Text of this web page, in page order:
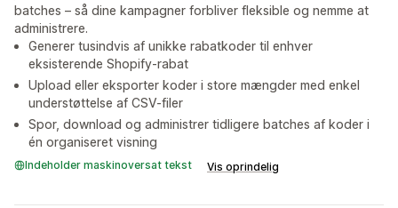
batches – så dine kampagner forbliver fleksible og nemme at
administrere.
Generer tusindvis af unikke rabatkoder til enhver
eksisterende Shopify-rabat
Upload eller eksporter koder i store mængder med enkel
understøttelse af CSV-filer
Spor, download og administrer tidligere batches af koder i
én organiseret visning
Indeholder maskinoversat tekst Vis oprindelig